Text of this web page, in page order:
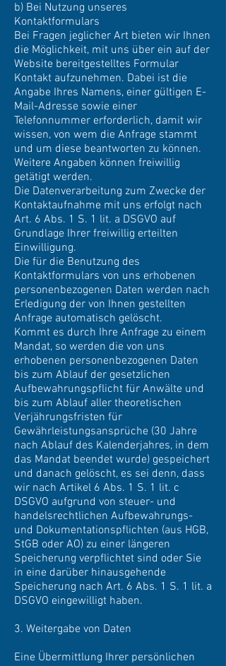
b) Bei Nutzung unseres
Kontaktformulars
Bei Fragen jeglicher Art bieten wir Ihnen
die Möglichkeit, mit uns über ein auf der
Website bereitgestelltes Formular
Kontakt aufzunehmen. Dabei ist die
Angabe Ihres Namens, einer gültigen E-
Mail-Adresse sowie einer
Telefonnummer erforderlich, damit wir
wissen, von wem die Anfrage stammt
und um diese beantworten zu können.
Weitere Angaben können freiwillig
getätigt werden.
Die Datenverarbeitung zum Zwecke der
Kontaktaufnahme mit uns erfolgt nach
Art. 6 Abs. 1 S. 1 lit. a DSGVO auf
Grundlage Ihrer freiwillig erteilten
Einwilligung.
Die für die Benutzung des
Kontaktformulars von uns erhobenen
personenbezogenen Daten werden nach
Erledigung der von Ihnen gestellten
Anfrage automatisch gelöscht.
Kommt es durch Ihre Anfrage zu einem
Mandat, so werden die von uns
erhobenen personenbezogenen Daten
bis zum Ablauf der gesetzlichen
Aufbewahrungspflicht für Anwälte und
bis zum Ablauf aller theoretischen
Verjährungsfristen für
Gewährleistungsansprüche (30 Jahre
nach Ablauf des Kalenderjahres, in dem
das Mandat beendet wurde) gespeichert
und danach gelöscht, es sei denn, dass
wir nach Artikel 6 Abs. 1 S. 1 lit. c
DSGVO aufgrund von steuer- und
handelsrechtlichen Aufbewahrungs-
und Dokumentationspflichten (aus HGB,
StGB oder AO) zu einer längeren
Speicherung verpflichtet sind oder Sie
in eine darüber hinausgehende
Speicherung nach Art. 6 Abs. 1 S. 1 lit. a
DSGVO eingewilligt haben.
3. Weitergabe von Daten
Eine Übermittlung Ihrer persönlichen